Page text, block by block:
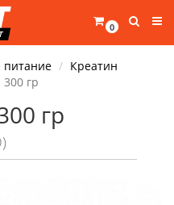
0
питание
Креатин
гр
гр